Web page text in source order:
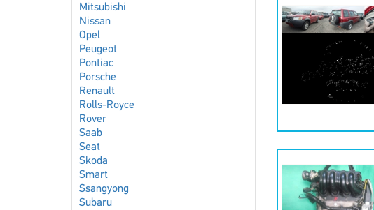
Mitsubishi
Nissan
Opel
Peugeot
Pontiac
Porsche
Renault
Rolls-Royce
Rover
Saab
Seat
Skoda
Smart
Ssangyong
Subaru